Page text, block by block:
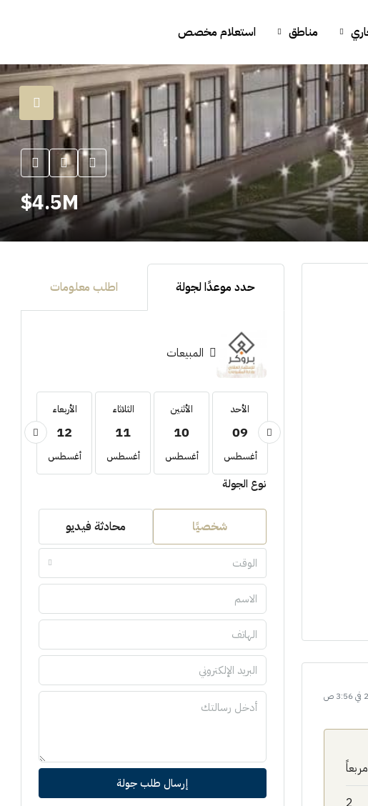
مناطق استعلام مخصص
4.5M$
حدد موعدًا لجولة اطلب معلومات
المبيعات
الأحد
09
أغسطس
الأثنين
10
أغسطس
الثلاثاء
11
أغسطس
الأربعاء
12
أغسطس
نوع الجولة
شخصيًا محادثة فيديو
الوقت
إرسال طلب جولة